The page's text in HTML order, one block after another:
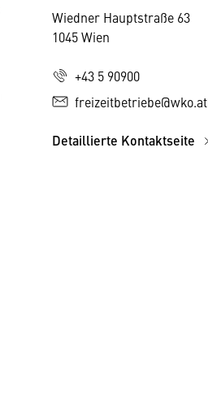
Wiedner Hauptstraße 63
1045 Wien
+43 5 90900
freizeitbetriebe@wko.at
Detaillierte Kontaktseite